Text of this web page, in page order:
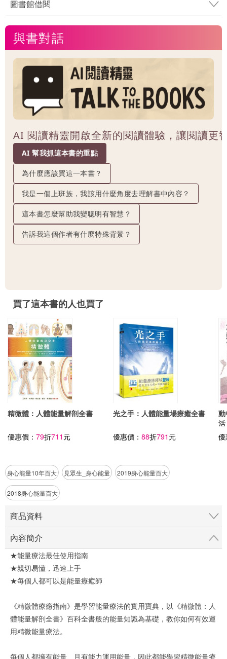
圖書館借閱
與書對話
AI 閱讀精靈開啟全新的閱讀體驗，讓閱讀更
AI 幫我抓這本書的重點
為什麼應該買這一本書？
我是一個上班族，我該用什麼角度去理解書中內容？
這本書怎麼幫助我變聰明有智慧？
告訴我這個作者有什麼特殊背景？
買了這本書的人也買了
精微體：人體能量解剖全書
優惠價： 79折711 元
光之手：人體能量場療癒全書
優惠價：88折791 元
身心能量10年百大 見眾生_身心能量 2019身心能量百大
2018身心能量百大
商品資料
內容簡介
★能量療法最佳使用指南
★親切易懂，迅速上手
★每個人都可以是能量療癒師
《精微體療癒指南》是學習能量療法的實用寶典，以《精微體：人
體能量解剖全書》百科全書般的能量知識為基礎，教你如何有效運
用精微能量療法。
每個人都擁有能量、且有能力運用能量，因此都能學習精微能量療